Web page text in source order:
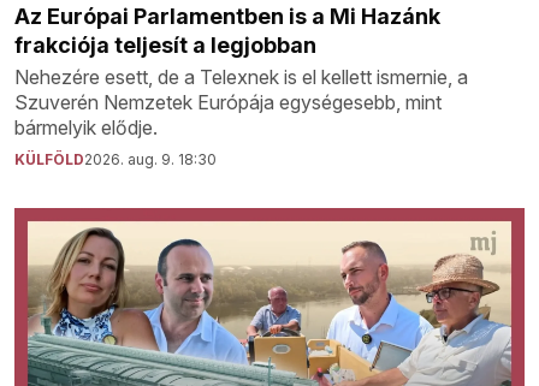
Az Európai Parlamentben is a Mi Hazánk
frakciója teljesít a legjobban
Nehezére esett, de a Telexnek is el kellett ismernie, a
Szuverén Nemzetek Európája egységesebb, mint
bármelyik elődje.
KÜLFÖLD2026. aug. 9. 18:30